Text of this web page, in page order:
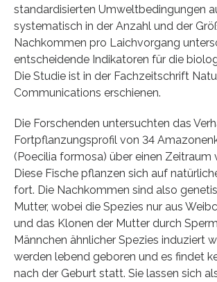
standardisierten Umweltbedingungen
systematisch in der Anzahl und der
Nachkommen pro Laichvorgang
entscheidende Indikatoren für die
Die Studie ist in der Fachzeitschrift
Communications erschienen.
Die Forschenden untersuchten das
Fortpflanzungsprofil von 34
(Poecilia formosa) über einen Zeitraum
Diese Fische pflanzen sich auf
fort. Die Nachkommen sind also
Mutter, wobei die Spezies nur aus
und das Klonen der Mutter durch
Männchen ähnlicher Spezies induziert
werden lebend geboren und es findet
nach der Geburt statt. Sie lassen sich